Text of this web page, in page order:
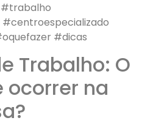
#dicas
Trabalho: O
ocorrer na